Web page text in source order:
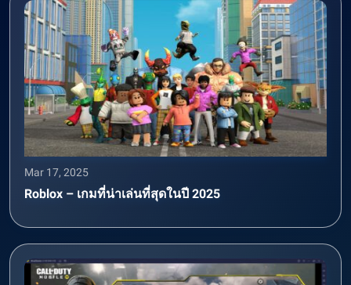
Mar 17, 2025
Roblox – เกมที่น่าเล่นที่สุดในปี 2025